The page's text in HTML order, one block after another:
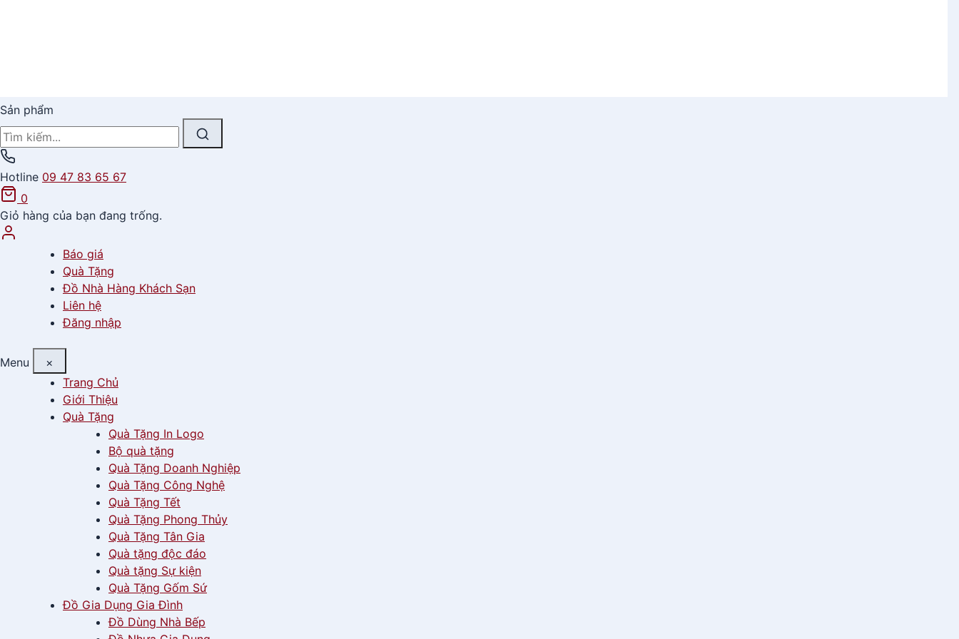
Sản phẩm
Hotline 09 47 83 65 67
0
Giỏ hàng của bạn đang trống.
Báo giá
Quà Tặng
Đồ Nhà Hàng Khách Sạn
Liên hệ
Đăng nhập
Menu
×
Trang Chủ
Giới Thiệu
Quà Tặng
Quà Tặng In Logo
Bộ quà tặng
Quà Tặng Doanh Nghiệp
Quà Tặng Công Nghệ
Quà Tặng Tết
Quà Tặng Phong Thủy
Quà Tặng Tân Gia
Quà tặng độc đáo
Quà tặng Sự kiện
Quà Tặng Gốm Sứ
Đồ Gia Dụng Gia Đình
Đồ Dùng Nhà Bếp